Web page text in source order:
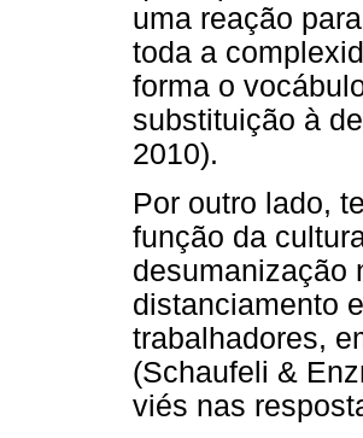
uma reação
toda a
forma o
substituição à
2010).
Por outro lado,
função da
desumanização
distanciamento
trabalhadores,
(Schaufeli &
viés nas